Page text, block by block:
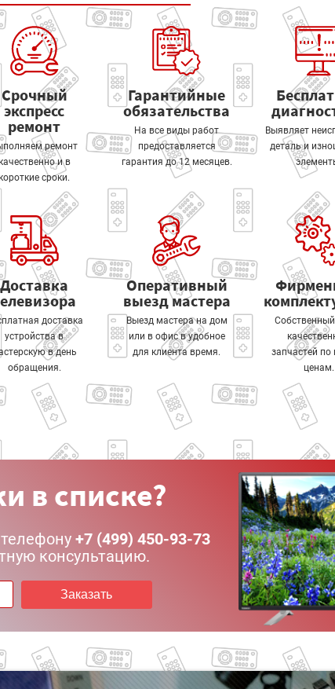
Срочный
экспресс
ремонт
ремонт
качественно и в
короткие сроки.
Гарантийные
обязательства
На все виды работ
предоставляется
гарантия до 12 месяцев.
Выявляет
деталь и
Доставка
доставка
устройства в
в день
обращения.
Оперативный
выезд мастера
Выезд мастера на дом
или в офис в удобное
для клиента время.
запчастей по
ценам.
в списке?
+7 (499) 450-93-73
консультацию.
Заказать